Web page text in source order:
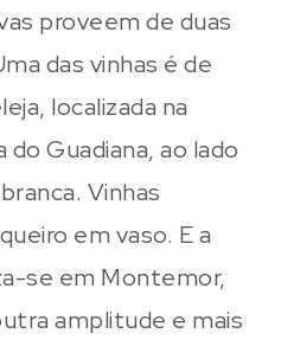
proveem de duas
das vinhas é de
localizada na
do Guadiana, ao lado
Vinhas
em vaso. E a
se em Montemor,
amplitude e mais